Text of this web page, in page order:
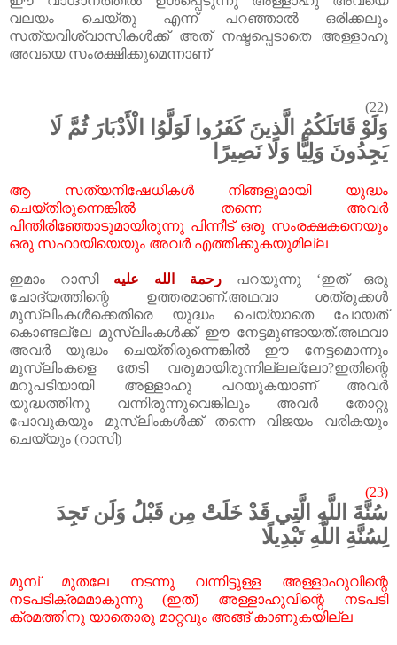
വലയം ചെയ്തു എന്ന് പറഞ്ഞാൽ ഒരിക്കലും
സത്യവിശ്വാസികൾക്ക് അത് നഷ്ടപ്പെടാതെ അള്ളാഹു
അവയെ സംരക്ഷിക്കുമെന്നാണ്
(22)
وَلَوْ قَاتَلَكُمُ الَّذِينَ كَفَرُوا لَوَلَّوُا الْأَدْبَارَ ثُمَّ لَا
يَجِدُونَ وَلِيًّا وَلَا نَصِيرًا
ആ സത്യനിഷേധികൾ നിങ്ങളുമായി
യുദ്ധം
ചെയ്തിരുന്നെങ്കിൽ
തന്നെ
അവർ
പിന്തിരിഞ്ഞോടുമായിരുന്നു പിന്നീട് ഒരു സംരക്ഷകനെയും
ഒരു സഹായിയെയും അവർ എത്തിക്കുകയുമില്ല
ഇമാം റാസി رحمة الله عليه
പറയുന്നു ‘ഇത് ഒരു
ചോദ്യത്തിന്റെ ഉത്തരമാണ്.അഥവാ ശത്രുക്കൾ
മുസ്‌ലിംകൾക്കെതിരെ യുദ്ധം ചെയ്യാതെ പോയത്
കൊണ്ടല്ലേ മുസ്‌ലിംകൾക്ക് ഈ നേട്ടമുണ്ടായത്.അഥവാ
അവർ യുദ്ധം ചെയ്തിരുന്നെങ്കിൽ ഈ നേട്ടമൊന്നും
മുസ്‌ലിംകളെ തേടി വരുമായിരുന്നില്ലല്ലോ?ഇതിന്റെ
മറുപടിയായി അള്ളാഹു പറയുകയാണ് അവർ
യുദ്ധത്തിനു വന്നിരുന്നുവെങ്കിലും അവർ തോറ്റു
പോവുകയും മുസ്‌ലിംകൾക്ക് തന്നെ വിജയം വരികയും
ചെയ്യും (റാസി)
(23)
سُنَّةَ اللَّهِ الَّتِي قَدْ خَلَتْ مِن قَبْلُ وَلَن تَجِدَ
لِسُنَّةِ اللَّهِ تَبْدِيلًا
മുമ്പ് മുതലേ നടന്നു വന്നിട്ടുള്ള
അള്ളാഹുവിന്റെ
നടപടിക്രമമാകുന്നു (ഇത്) അള്ളാഹുവിന്റെ
നടപടി
ക്രമത്തിനു യാതൊരു മാറ്റവും അങ്ങ് കാണുകയില്ല